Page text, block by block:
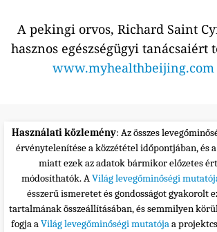
A pekingi orvos, Richard Saint
hasznos egészségügyi tanácsaiért
www.myhealthbeijing.com
Használati közlemény: Az összes
érvénytelenítése a közzététel időpontjában, és
miatt ezek az adatok bármikor előzetes
módosíthatók. AVilág levegőminőségi
ésszerű ismeretet és gondosságot gyakorolt
tartalmának összeállításában, és semmilyen
fogja aVilág levegőminőségi mutatójaa